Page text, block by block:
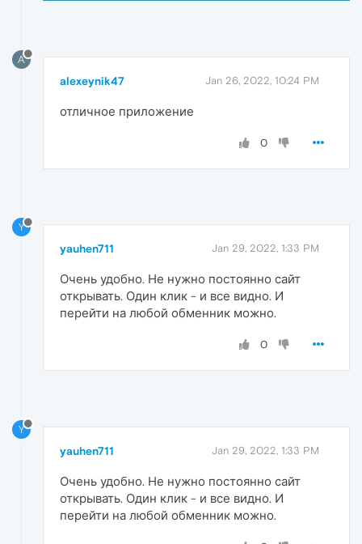
A
alexeynik47 Jan 26, 2022, 10:24 PM
отличное приложение
0
Y
yauhen711 Jan 29, 2022, 1:33 PM
Очень удобно. Не нужно постоянно сайт
открывать. Один клик - и все видно. И
перейти на любой обменник можно.
0
Y
yauhen711 Jan 29, 2022, 1:33 PM
Очень удобно. Не нужно постоянно сайт
открывать. Один клик - и все видно. И
перейти на любой обменник можно.